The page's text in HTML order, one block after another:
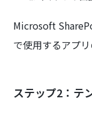
Microsoft
で使用するアプ
ステップ2：テ